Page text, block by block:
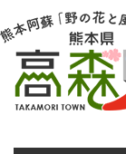
ー
ジ